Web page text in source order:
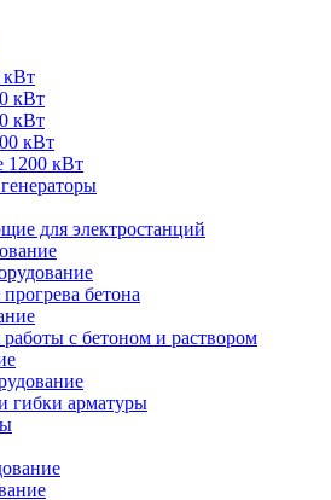
кВт
кВт
кВт
кВт
кВт
для электростанций
бетона
с бетоном и раствором
гибки арматуры